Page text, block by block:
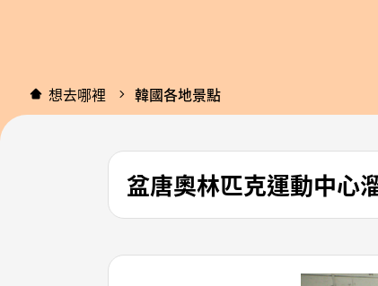
想去哪裡 韓國各地景點
盆唐奧林匹克運動中心